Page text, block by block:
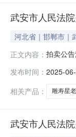
武安市人民法
河北省｜邯郸市｜
正文内容： 拍卖公
示页中
图片
发布时间： 2025-
相关产品：
雕寿星
武安市人民法